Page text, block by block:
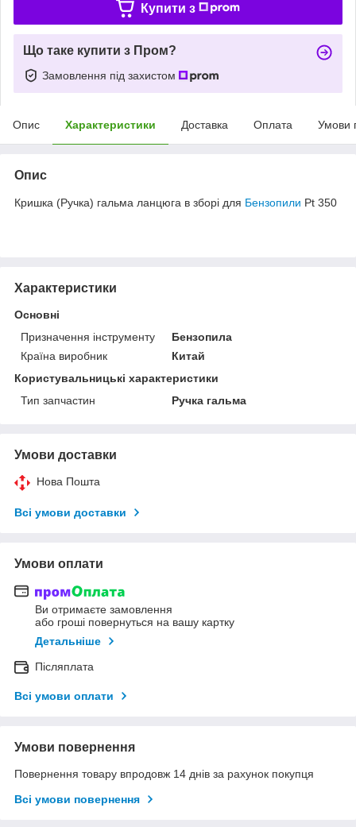
Купити з
Що таке купити з Пром?
Замовлення під захистом
Опис Характеристики Доставка Оплата Умови
Опис
Кришка (Ручка) гальма ланцюга в зборі для Бензопили Pt 350
Характеристики
Основні
Призначення інструменту
Бензопила
Країна виробник
Китай
Користувальницькі характеристики
Тип запчастин
Ручка гальма
Умови доставки
Нова Пошта
Всі умови доставки
Умови оплати
Ви отримаєте замовлення
або гроші повернуться на вашу картку
Детальніше
Післяплата
Всі умови оплати
Умови повернення
Повернення товару впродовж 14 днів за рахунок покупця
Всі умови повернення